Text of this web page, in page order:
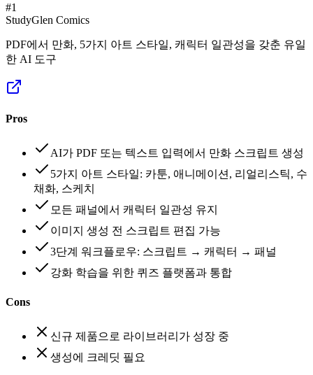
#1
StudyGlen Comics
PDF에서 만화, 5가지 아트 스타일, 캐릭터 일관성을 갖춘 유일
한 AI 도구
Pros
AI가 PDF 또는 텍스트 입력에서 만화 스크립트 생성
5가지 아트 스타일: 카툰, 애니메이션, 리얼리스틱, 수
채화, 스케치
모든 패널에서 캐릭터 일관성 유지
이미지 생성 전 스크립트 편집 가능
3단계 워크플로우: 스크립트 → 캐릭터 → 패널
강화 학습을 위한 퀴즈 플랫폼과 통합
Cons
신규 제품으로 라이브러리가 성장 중
생성에 크레딧 필요